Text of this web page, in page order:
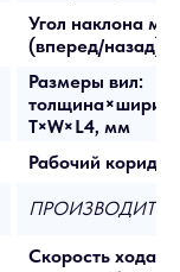
Угол наклона
(вперед/назад)
Размеры вил:
T×W×L4, мм
Рабочий
Скорость хода